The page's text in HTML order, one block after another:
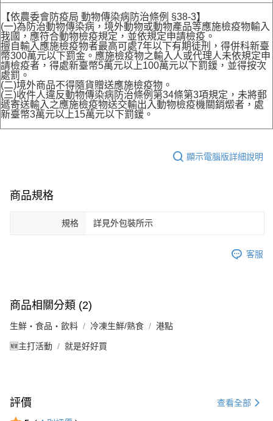
【依農委會防疫局 動物傳染病防治條例 §38-3】
(一)為防治動物傳染病，境外動物或動物產品等應施檢疫物輸入
我國，應符合動物檢疫規定，並依規定申請檢疫。
擅自輸入應施檢疫物者最高可處7年以下有期徒刑，得併科新臺
幣300萬元以下罰金。應施檢疫物之輸入人或代理人未依規定申
請檢疫者，得處新臺幣5萬元以上100萬元以下罰鍰，並得按次
處罰。
(二)境外商品不得隨貨贈送應施檢疫物。
(三)收件人違反動物傳染病防治條例第34條第3項規定，未將郵
遞寄送輸入之應施檢疫物送交輸出入動物檢疫機關銷燬者，處
新臺幣3萬元以上15萬元以下罰鍰。
顯示電腦版詳細說明
商品規格
規格 詳見外包裝所示
客服
商品相關分類 (2)
生鮮・食品・飲料 冷凍生鮮/熟食 港點
🆕主打活動 就是好好買
評價 查看全部